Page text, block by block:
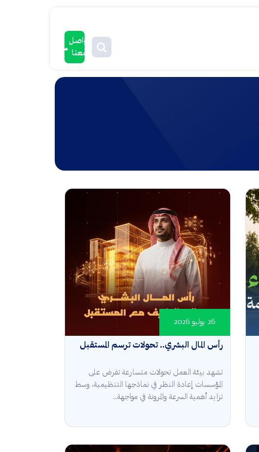
تواصل
معنا
رأس المال البشري.. تحولات ترسم المستقبل
26 يوليو 2026
تشهد بيئة العمل تحولات متسارعة تفرض على
المؤسسات إعادة النظر في نماذجها التنظيمية، وسط
تزايد أهمية السرعة والمرونة في مواجهة...